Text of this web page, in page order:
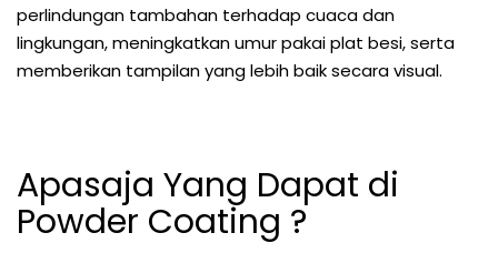
perlindungan tambahan terhadap cuaca dan
lingkungan, meningkatkan umur pakai plat besi, serta
memberikan tampilan yang lebih baik secara visual.
Apasaja Yang Dapat di
Powder Coating ?